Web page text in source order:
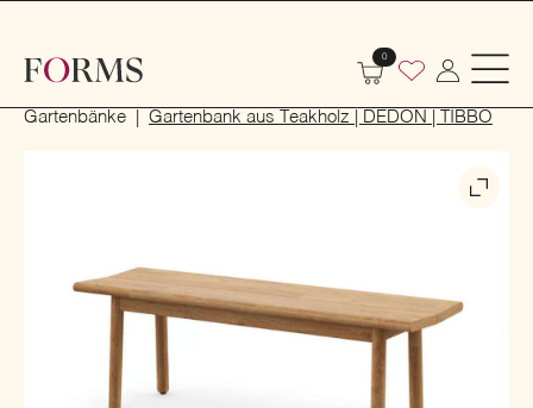
0
Gartenbänke
Gartenbank aus Teakholz | DEDON | TIBBO